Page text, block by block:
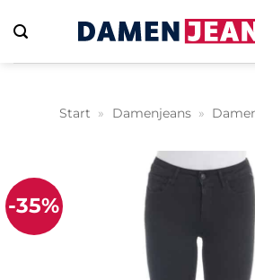
Inhalt
springen
Start » Damenjeans »
-35%